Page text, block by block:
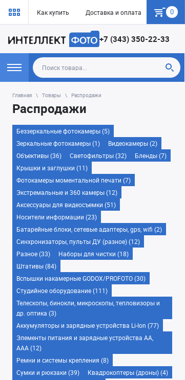
Как купить Доставка и оплата Гарантия
0
+7 (343) 350-22-33
Главная Товары Распродажи
Распродажи
Беззеркальные фотокамеры (5)
Зеркальные фотокамеры (1)
Видеокамеры (2)
Объективы (36)
Светофильтры (32)
Бленды (7)
Крышки и заглушки (11)
Фотокамеры моментальной печати (7)
Экстремальные и 360 камеры (12)
Аксессуары для видеосъемки (51)
Носители информации (23)
Батарейные блоки, сетевые адаптеры, gps, wifi (2)
Синхронизаторы, пульты ДУ (разное) (12)
Разное (33)
Наборы для чистки (18)
Штативы (84)
Вспышки накамерные GODOX/PROFOTO (30)
Студийное оборудование (111)
Телескопы, бинокли, микроскопы, тепловизоры и
др. оптика (3)
Аккумуляторы и зарядные устройства Li-Ion (77)
Элементы питания и зарядные устройства AA,
AAA (12)
Ремни и системы крепления (8)
Сумки и рюкзаки (39)
Квадрокоптеры (дроны) (4)